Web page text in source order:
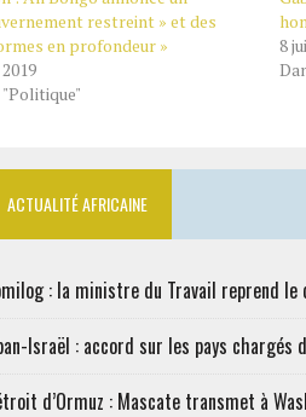
restreint » et des
en profondeur »
"Politique"
8
ACTUALITÉ AFRICAINE
: la ministre du Travail reprend le
Israël : accord sur les pays
d’Ormuz : Mascate transmet à